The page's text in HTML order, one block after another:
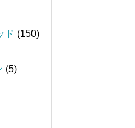
ド (150)
(5)